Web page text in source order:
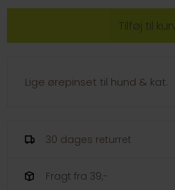
Lige ørepinset til hund & kat.
30 dages returret
Fragt fra 39,-